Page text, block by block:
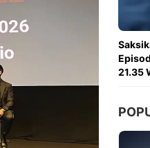
21.35